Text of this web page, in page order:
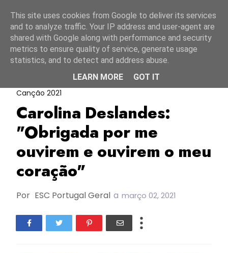
Carolina Deslandes FC2021
Festival Da
Canção 2021
Carolina Deslandes:
"Obrigada por me
ouvirem e ouvirem o meu
coração"
Por ESC Portugal Geral a março 02, 2021
This site uses cookies from Google to deliver its services
and to analyze traffic. Your IP address and user-agent are
shared with Google along with performance and security
metrics to ensure quality of service, generate usage
statistics, and to detect and address abuse.
LEARN MORE
GOT IT